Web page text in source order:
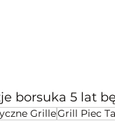
borsuka 5 lat
GrilleGrill Piec